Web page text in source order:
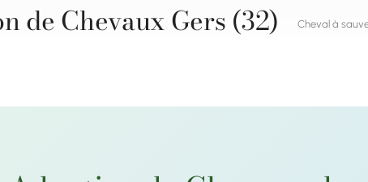
de Chevaux Gers (32) Cheval à